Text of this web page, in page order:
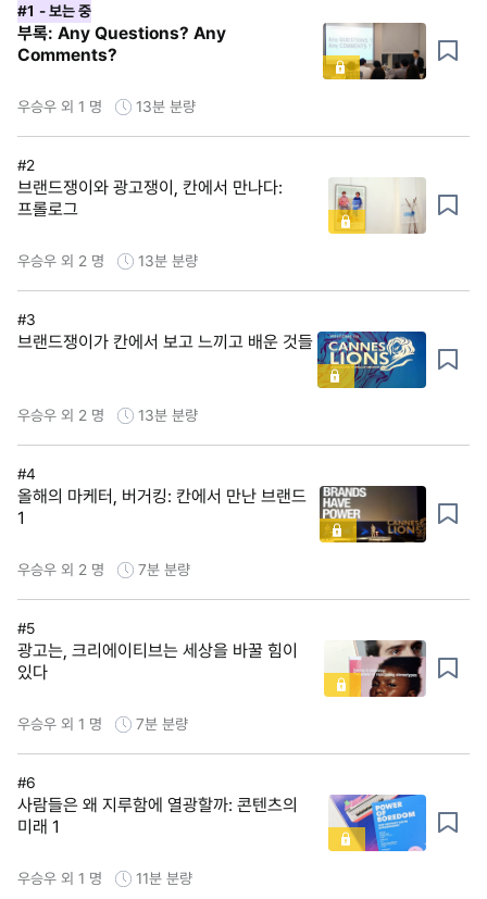
#1 - 보는 중
부록: Any Questions? Any
Comments?
우승우 외 1 명 13분 분량
#2
브랜드쟁이와 광고쟁이, 칸에서 만나다:
프롤로그
우승우 외 2 명 13분 분량
#3
브랜드쟁이가 칸에서 보고 느끼고 배운 것들
우승우 외 2 명 13분 분량
#4
올해의 마케터, 버거킹: 칸에서 만난 브랜드
1
우승우 외 2 명 7분 분량
#5
광고는, 크리에이티브는 세상을 바꿀 힘이
있다
우승우 외 1 명 7분 분량
#6
사람들은 왜 지루함에 열광할까: 콘텐츠의
미래 1
우승우 외 1 명 11분 분량